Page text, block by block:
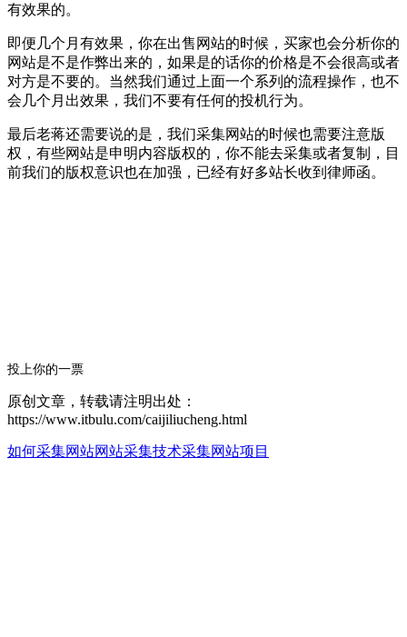
有效果的。
即便几个月有效果，你在出售网站的时候，买家也会分析你的
网站是不是作弊出来的，如果是的话你的价格是不会很高或者
对方是不要的。当然我们通过上面一个系列的流程操作，也不
会几个月出效果，我们不要有任何的投机行为。
最后老蒋还需要说的是，我们采集网站的时候也需要注意版
权，有些网站是申明内容版权的，你不能去采集或者复制，目
前我们的版权意识也在加强，已经有好多站长收到律师函。
投上你的一票
原创文章，转载请注明出处：
https://www.itbulu.com/caijiliucheng.html
如何采集网站网站采集技术采集网站项目